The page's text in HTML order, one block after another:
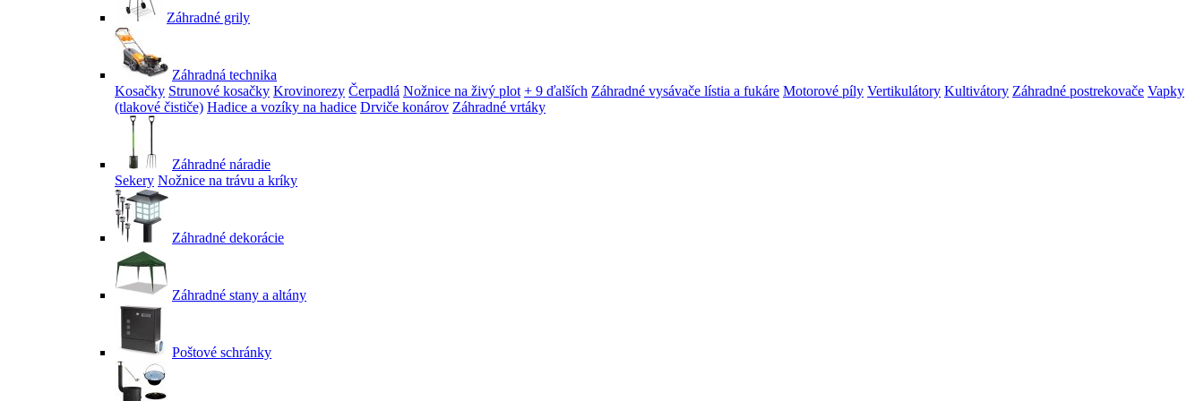
Záhradné grily
Záhradná technika
Kosačky Strunové kosačky Krovinorezy Čerpadlá Nožnice na živý plot + 9 ďalších Záhradné vysávače lístia a fukáre Motorové píly Vertikulátory Kultivátory Záhradné postrekovače Vapky
(tlakové čističe) Hadice a vozíky na hadice Drviče konárov Záhradné vrtáky
Záhradné náradie
Sekery Nožnice na trávu a kríky
Záhradné dekorácie
Záhradné stany a altány
Poštové schránky